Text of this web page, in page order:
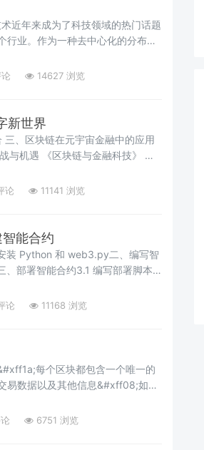
近年来成为了科技领域的热门话题
业。作为一种去中心化的分布式
、Java、Python等编程语
14627 浏览
新世界
机遇 《区块链与金融科技》 亮
现实交织的世界里&#xff0c;区块链
论 11141 浏览
能合约
装 Python 和 web3.py二、编写智
部署智能合约3.1 编写部署脚本
作
论 11168 浏览
易数据以及其他信息&#xff08;如前
将影响到后续的所有区块&#xff0c;
6751 浏览